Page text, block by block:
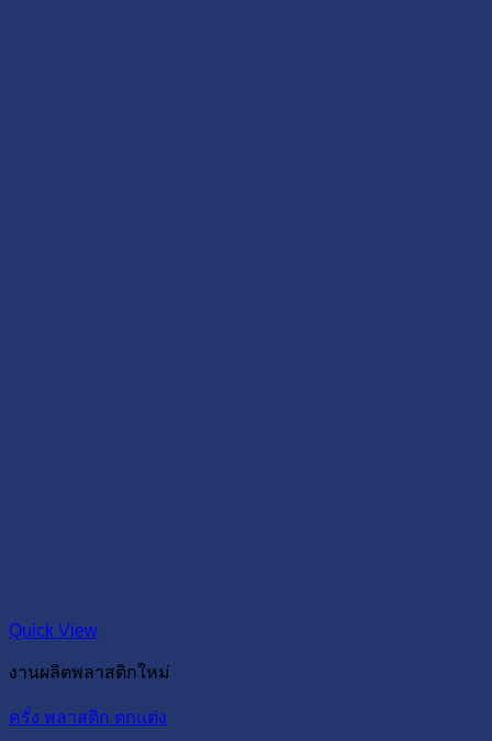
Quick View
งานผลิตพลาสติกใหม่
ครั่ง พลาสติก ตกแต่ง